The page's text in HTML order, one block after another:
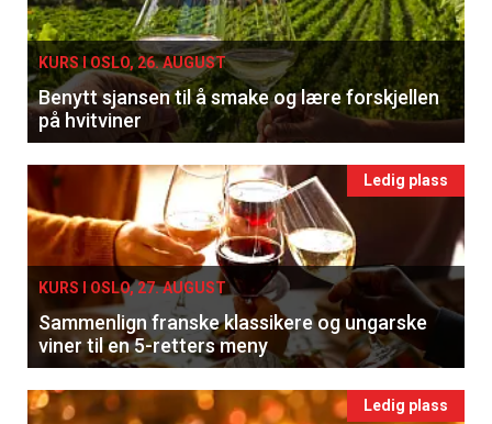
KURS I OSLO, 26. AUGUST
Benytt sjansen til å smake og lære forskjellen
på hvitviner
Ledig plass
KURS I OSLO, 27. AUGUST
Sammenlign franske klassikere og ungarske
viner til en 5-retters meny
Ledig plass